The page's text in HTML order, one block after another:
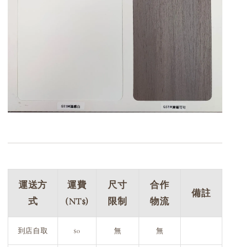
運送方
式
運費
(NT$)
尺寸
限制
合作
物流
備註
到店自取 $0 無 無